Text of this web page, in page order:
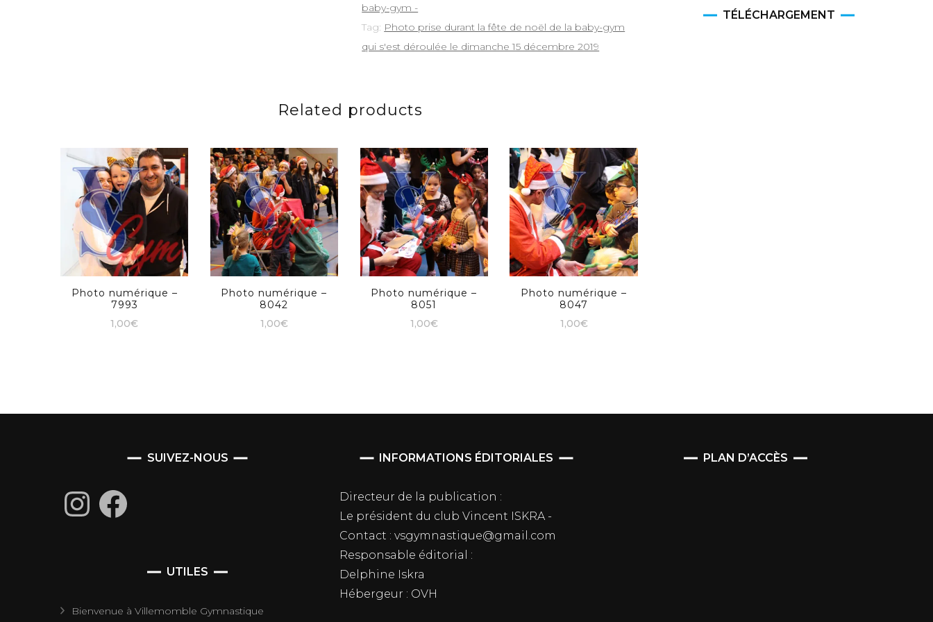
baby-gym -
Tag: Photo prise durant la fête de noël de la baby-gym
qui s'est déroulée le dimanche 15 décembre 2019
Related products
Photo numérique –
7993
1,00€
Photo numérique –
8042
1,00€
Photo numérique –
8051
1,00€
Photo numérique –
8047
1,00€
TÉLÉCHARGEMENT
SUIVEZ-NOUS
InstagramFacebook
UTILES
Bienvenue à Villemomble Gymnastique
INFORMATIONS ÉDITORIALES
Directeur de la publication :
Le président du club Vincent ISKRA -
Contact : vsgymnastique@gmail.com
Responsable éditorial :
Delphine Iskra
Hébergeur : OVH
PLAN D’ACCÈS